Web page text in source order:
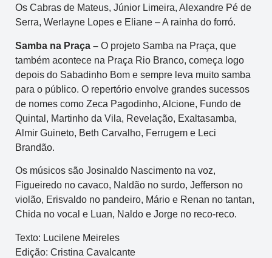
Os Cabras de Mateus, Júnior Limeira, Alexandre Pé de
Serra, Werlayne Lopes e Eliane – A rainha do forró.
Samba na Praça – O projeto Samba na Praça, que
também acontece na Praça Rio Branco, começa logo
depois do Sabadinho Bom e sempre leva muito samba
para o público. O repertório envolve grandes sucessos
de nomes como Zeca Pagodinho, Alcione, Fundo de
Quintal, Martinho da Vila, Revelação, Exaltasamba,
Almir Guineto, Beth Carvalho, Ferrugem e Leci
Brandão.
Os músicos são Josinaldo Nascimento na voz,
Figueiredo no cavaco, Naldão no surdo, Jefferson no
violão, Erisvaldo no pandeiro, Mário e Renan no tantan,
Chida no vocal e Luan, Naldo e Jorge no reco-reco.
Texto: Lucilene Meireles
Edição: Cristina Cavalcante